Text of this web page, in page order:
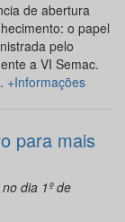
de abertura
o papel
pelo
a VI Semac.
+Informações
para mais
dia 1º de